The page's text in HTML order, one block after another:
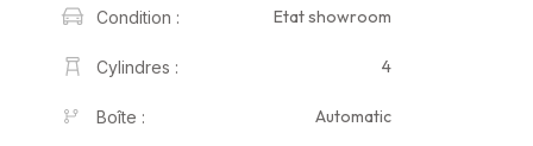
Condition : Etat showroom
Cylindres : 4
Boîte : Automatic